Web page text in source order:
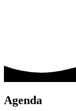
Agenda